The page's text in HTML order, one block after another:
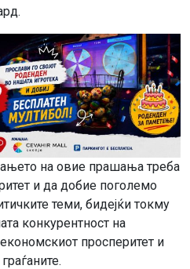
на овие прашања треба
и да добие поголемо
теми, бидејќи токму
конкурентност на
просперитет и